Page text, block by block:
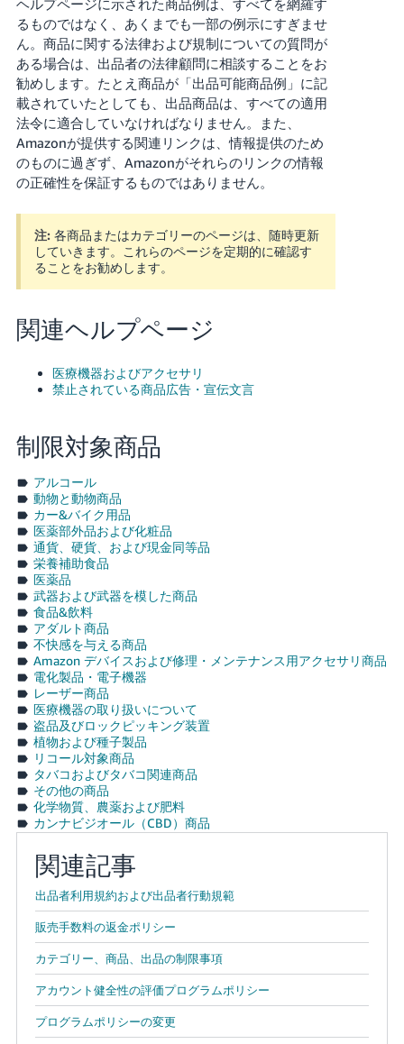
ヘルプページに示された商品例は、すべてを網羅す
るものではなく、あくまでも一部の例示にすぎませ
ん。商品に関する法律および規制についての質問が
ある場合は、出品者の法律顧問に相談することをお
勧めします。たとえ商品が「出品可能商品例」に記
載されていたとしても、出品商品は、すべての適用
法令に適合していなければなりません。また、
Amazonが提供する関連リンクは、情報提供のため
のものに過ぎず、Amazonがそれらのリンクの情報
の正確性を保証するものではありません。
注: 各商品またはカテゴリーのページは、随時更新
していきます。これらのページを定期的に確認す
ることをお勧めします。
関連ヘルプページ
医療機器およびアクセサリ
禁止されている商品広告・宣伝文言
制限対象商品
アルコール
動物と動物商品
カー&バイク用品
医薬部外品および化粧品
通貨、硬貨、および現金同等品
栄養補助食品
医薬品
武器および武器を模した商品
食品&飲料
アダルト商品
不快感を与える商品
Amazon デバイスおよび修理・メンテナンス用アクセサリ商品
電化製品・電子機器
レーザー商品
医療機器の取り扱いについて
盗品及びロックピッキング装置
植物および種子製品
リコール対象商品
タバコおよびタバコ関連商品
その他の商品
化学物質、農薬および肥料
カンナビジオール（CBD）商品
関連記事
出品者利用規約および出品者行動規範
販売手数料の返金ポリシー
カテゴリー、商品、出品の制限事項
アカウント健全性の評価プログラムポリシー
プログラムポリシーの変更